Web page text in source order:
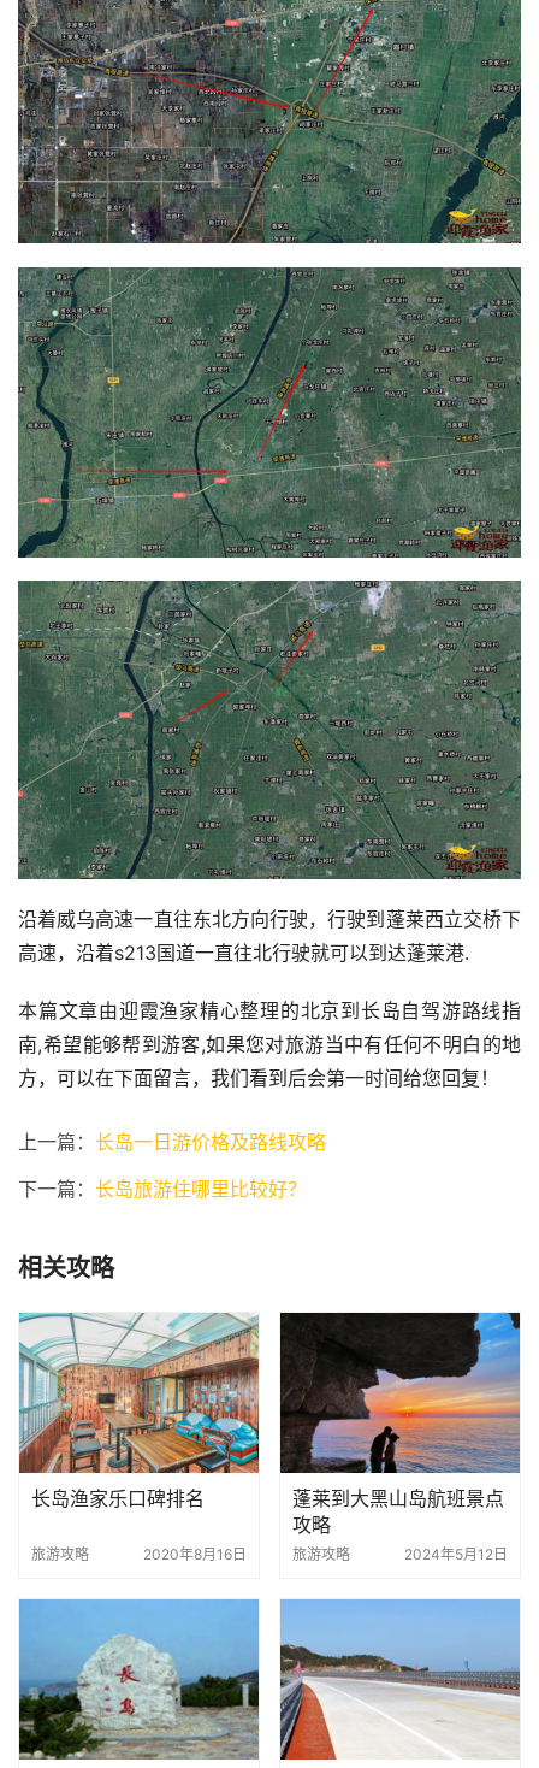
沿着威乌高速一直往东北方向行驶，行驶到蓬莱西立交桥下
高速，沿着s213国道一直往北行驶就可以到达蓬莱港.
本篇文章由迎霞渔家精心整理的北京到长岛自驾游路线指
南,希望能够帮到游客,如果您对旅游当中有任何不明白的地
方，可以在下面留言，我们看到后会第一时间给您回复！
上一篇： 长岛一日游价格及路线攻略
下一篇： 长岛旅游住哪里比较好？
相关攻略
长岛渔家乐口碑排名
旅游攻略 2020年8月16日
蓬莱到大黑山岛航班景点
攻略
旅游攻略 2024年5月12日